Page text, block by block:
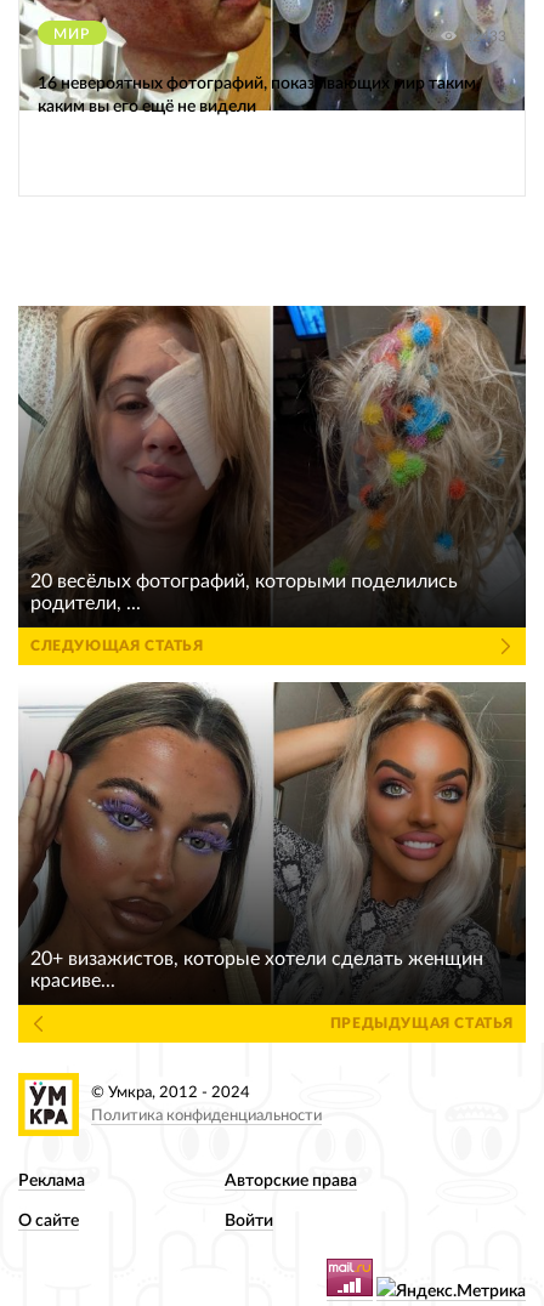
МИР 12433
16 невероятных фотографий, показывающих мир таким,
каким вы его ещё не видели
20 весёлых фотографий, которыми поделились
родители, ...
СЛЕДУЮЩАЯ СТАТЬЯ
20+ визажистов, которые хотели сделать женщин
красиве...
ПРЕДЫДУЩАЯ СТАТЬЯ
Реклама Авторские права
О сайте Войти
© Умкра, 2012 - 2024
Политика конфиденциальности